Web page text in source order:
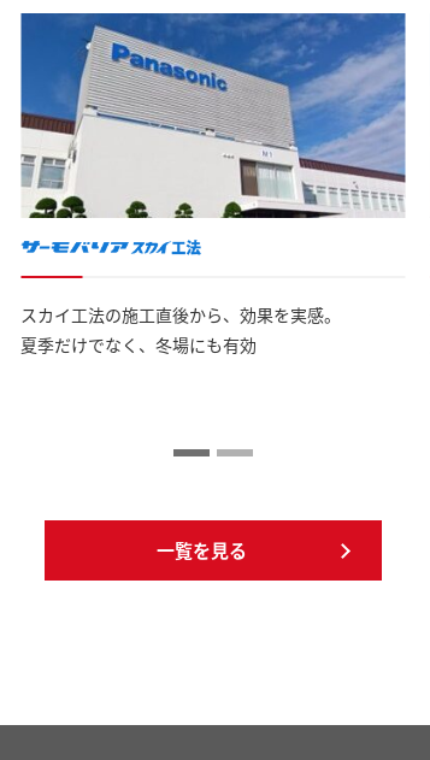
スカイ工法の施工直後から、効果を実感。
夏季だけでなく、冬場にも有効
一覧を見る